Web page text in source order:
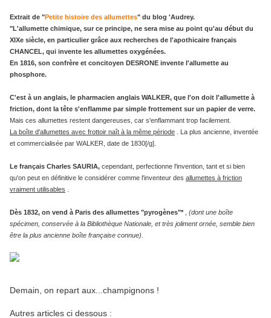
Extrait de "Petite histoire des allumettes" du blog 'Audrey.
"L'allumette chimique, sur ce principe, ne sera mise au point qu'au début du
XIXe siècle, en particulier grâce aux recherches de l'apothicaire français
CHANCEL, qui invente les allumettes oxygénées.
En 1816, son confrère et concitoyen DESRONE invente l'allumette au
phosphore.
C'est à un anglais, le pharmacien anglais WALKER, que l'on doit l'allumette à
friction, dont la tête s'enflamme par simple frottement sur un papier de verre.
Mais ces allumettes restent dangereuses, car s'enflammant trop facilement.
La boîte d'allumettes avec frottoir naît à la même période . La plus ancienne, inventée
et commercialisée par WALKER, date de 1830[/g].
Le français Charles SAURIA, cependant, perfectionne l'invention, tant et si bien
qu'on peut en définitive le considérer comme l'inventeur des allumettes à friction
vraiment utilisables
Dès 1832, on vend à Paris des allumettes "pyrogènes"*
(dont une boîte
spécimen, conservée à la Bibliothèque Nationale, et très joliment ornée, semble bien
être la plus ancienne boîte française connue).
Demain, on repart aux...champignons !
Autres articles ci dessous :